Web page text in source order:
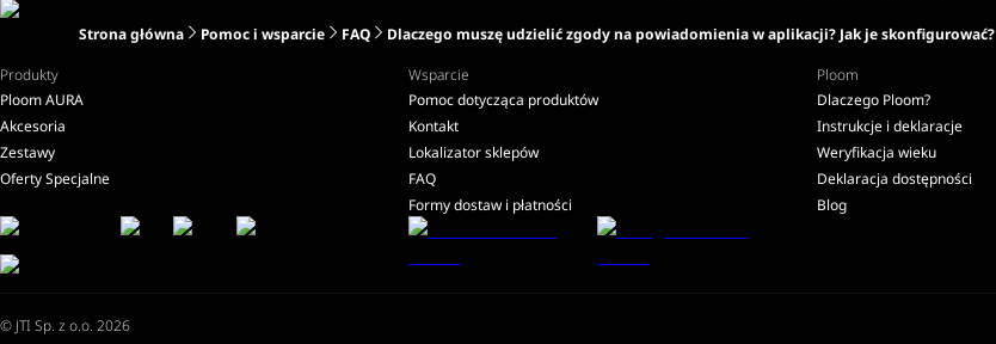
Strona główna Pomoc i wsparcie FAQ
Dlaczego muszę udzielić zgody na powiadomienia w aplikacji? Jak je skonfigurować?
Produkty
Ploom AURA
Akcesoria
Zestawy
Oferty Specjalne
Wsparcie
Pomoc dotycząca produktów
Kontakt
Lokalizator sklepów
FAQ
Formy dostaw i płatności
Ploom
Dlaczego Ploom?
Instrukcje i deklaracje
Weryfikacja wieku
Deklaracja dostępności
Blog
© JTI Sp. z o.o. 2026